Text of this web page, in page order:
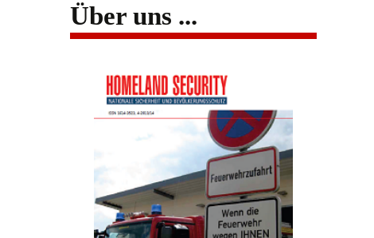
Über uns ...